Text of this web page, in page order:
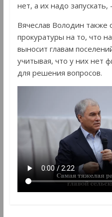
нет, а их надо запускать,
Вячеслав Володин также
прокуратуры на то, что
выносит главам
учитывая, что у них нет
для решения вопросов.